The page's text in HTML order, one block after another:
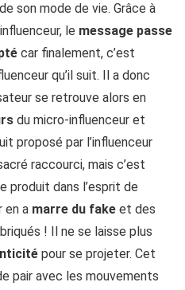
son mode de vie. Grâce à
le message passe
car finalement, c’est
qu’il suit. Il a donc
se retrouve alors en
du micro-influenceur et
proposé par l’influenceur
raccourci, mais c’est
produit dans l’esprit de
en a marre du fake et des
! Il ne se laisse plus
pour se projeter. Cet
pair avec les mouvements